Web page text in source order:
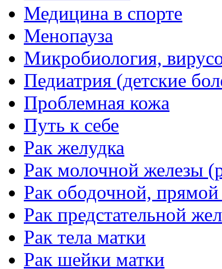
Медицина в спорте
Менопауза
Микробиология,
Педиатрия (детские
Проблемная кожа
Путь к себе
Рак желудка
Рак молочной железы
Рак ободочной,
Рак предстательной
Рак тела матки
Рак шейки матки